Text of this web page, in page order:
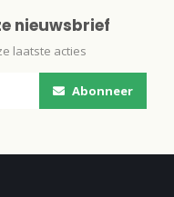
nieuwsbrief
laatste acties
Abonneer